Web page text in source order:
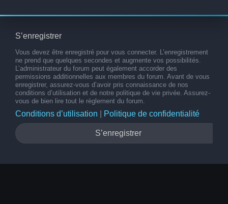
S’enregistrer
Vous devez être enregistré pour vous connecter. L’enregistrement
ne prend que quelques secondes et augmente vos possibilités.
L’administrateur du forum peut également accorder des
permissions additionnelles aux membres du forum. Avant de vous
enregistrer, assurez-vous d’avoir pris connaissance de nos
conditions d’utilisation et de notre politique de vie privée. Assurez-
vous de bien lire tout le règlement du forum.
Conditions d’utilisation Politique de confidentialité
S’enregistrer